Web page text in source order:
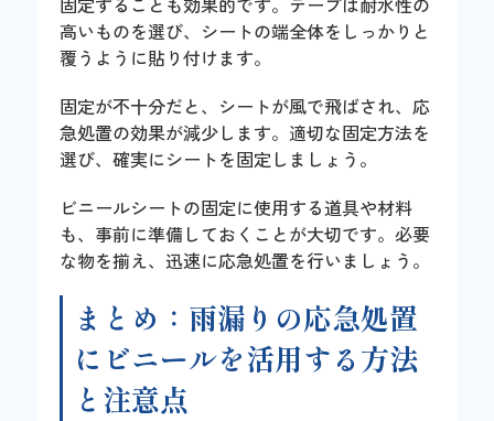
高いものを選び、シートの端全体をしっかりと
覆うように貼り付けます。
固定が不十分だと、シートが風で飛ばされ、応
急処置の効果が減少します。適切な固定方法を
選び、確実にシートを固定しましょう。
ビニールシートの固定に使用する道具や材料
も、事前に準備しておくことが大切です。必要
な物を揃え、迅速に応急処置を行いましょう。
まとめ：雨漏りの応急処置
にビニールを活用する方法
と注意点